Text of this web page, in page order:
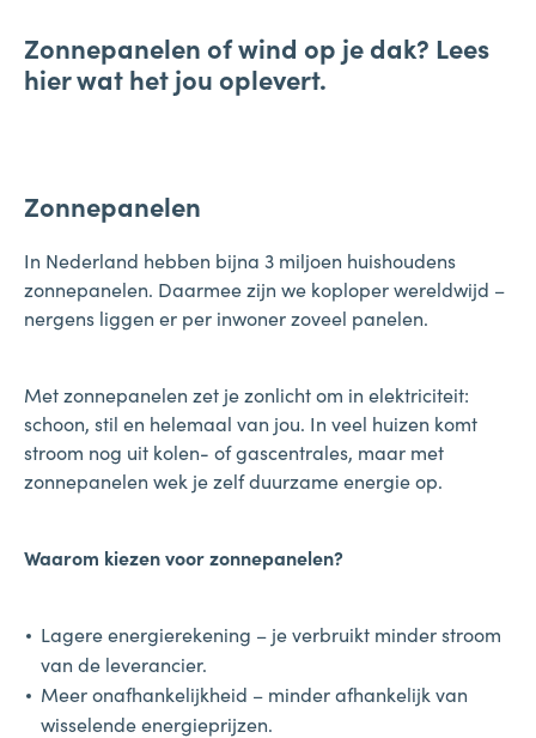
Zonnepanelen of wind op je dak? Lees
hier wat het jou oplevert.
Zonnepanelen
In Nederland hebben bijna 3 miljoen huishoudens
zonnepanelen. Daarmee zijn we koploper wereldwijd –
nergens liggen er per inwoner zoveel panelen.
Met zonnepanelen zet je zonlicht om in elektriciteit:
schoon, stil en helemaal van jou. In veel huizen komt
stroom nog uit kolen- of gascentrales, maar met
zonnepanelen wek je zelf duurzame energie op.
Waarom kiezen voor zonnepanelen?
Lagere energierekening – je verbruikt minder stroom
van de leverancier.
Meer onafhankelijkheid – minder afhankelijk van
wisselende energieprijzen.